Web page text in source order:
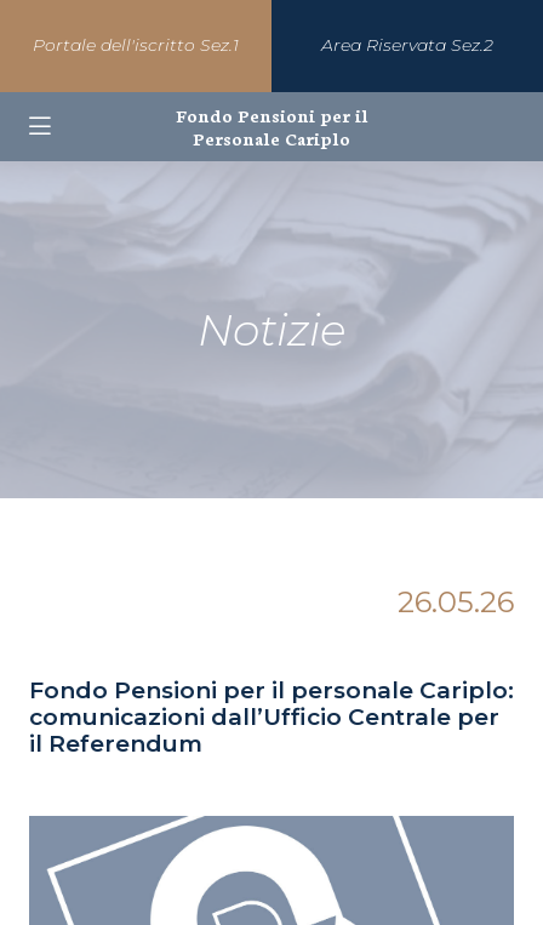
Portale dell'iscritto Sez.1 Area Riservata Sez.2
Fondo Pensioni per il
Personale Cariplo
Notizie
26.05.26
Fondo Pensioni per il personale Cariplo:
comunicazioni dall’Ufficio Centrale per
il Referendum